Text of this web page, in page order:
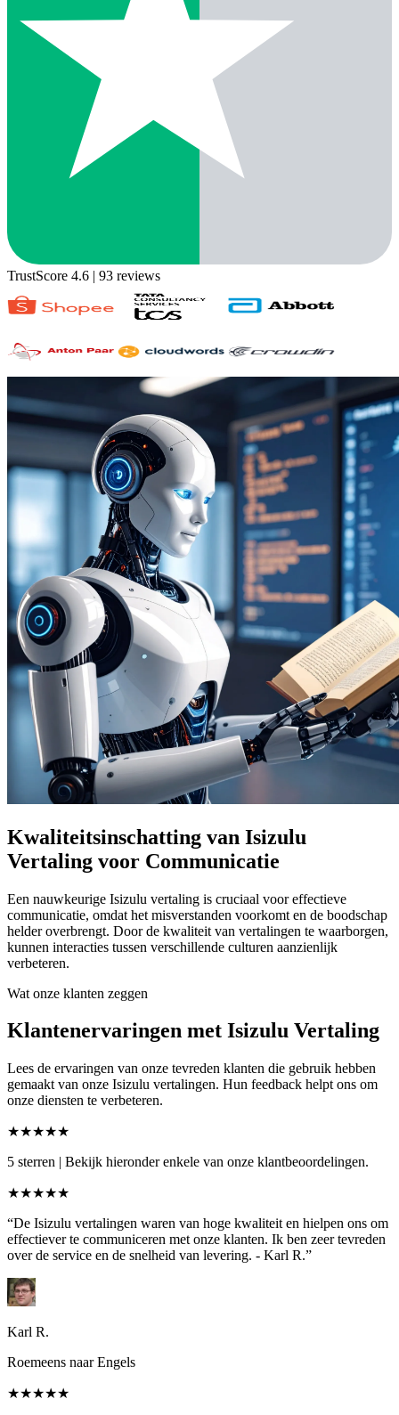
TrustScore 4.6 | 93 reviews
Kwaliteitsinschatting van Isizulu
Vertaling voor Communicatie
Een nauwkeurige Isizulu vertaling is cruciaal voor effectieve
communicatie, omdat het misverstanden voorkomt en de boodschap
helder overbrengt. Door de kwaliteit van vertalingen te waarborgen,
kunnen interacties tussen verschillende culturen aanzienlijk
verbeteren.
Wat onze klanten zeggen
Klantenervaringen met Isizulu Vertaling
Lees de ervaringen van onze tevreden klanten die gebruik hebben
gemaakt van onze Isizulu vertalingen. Hun feedback helpt ons om
onze diensten te verbeteren.
★★★★★
5 sterren | Bekijk hieronder enkele van onze klantbeoordelingen.
★★★★★
“De Isizulu vertalingen waren van hoge kwaliteit en hielpen ons om
effectiever te communiceren met onze klanten. Ik ben zeer tevreden
over de service en de snelheid van levering. - Karl R.”
Karl R.
Roemeens naar Engels
★★★★★